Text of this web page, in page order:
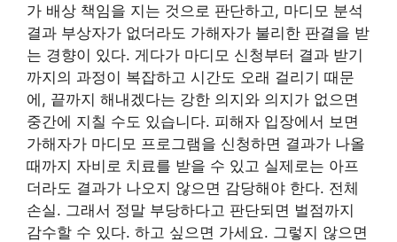
가 배상 책임을 지는 것으로 판단하고, 마디모 분석
결과 부상자가 없더라도 가해자가 불리한 판결을 받
는 경향이 있다. 게다가 마디모 신청부터 결과 받기
까지의 과정이 복잡하고 시간도 오래 걸리기 때문
에, 끝까지 해내겠다는 강한 의지와 의지가 없으면
중간에 지칠 수도 있습니다. 피해자 입장에서 보면
가해자가 마디모 프로그램을 신청하면 결과가 나올
때까지 자비로 치료를 받을 수 있고 실제로는 아프
더라도 결과가 나오지 않으면 감당해야 한다. 전체
손실. 그래서 정말 부당하다고 판단되면 벌점까지
감수할 수 있다. 하고 싶으면 가세요. 그렇지 않으면